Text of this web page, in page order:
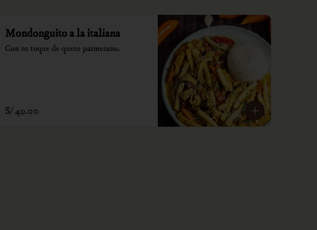
Mondonguito a la italiana
Con su toque de queso parmesano.
S/ 49.00